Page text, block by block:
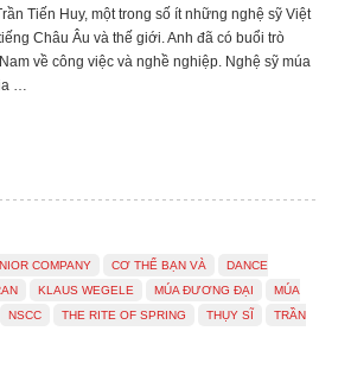
Tiến Huy, một trong số ít những nghệ sỹ Việt
Châu Âu và thế giới. Anh đã có buổi trò
về công việc và nghề nghiệp. Nghệ sỹ múa
…
COMPANY CƠ THỂ BẠN VÀ
DANCE
KLAUS WEGELE MÚA ĐƯƠNG ĐẠI
MÚA
NSCC THE RITE OF SPRING THỤY SĨ
TRẦN